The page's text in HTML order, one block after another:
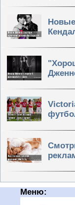
Меню: